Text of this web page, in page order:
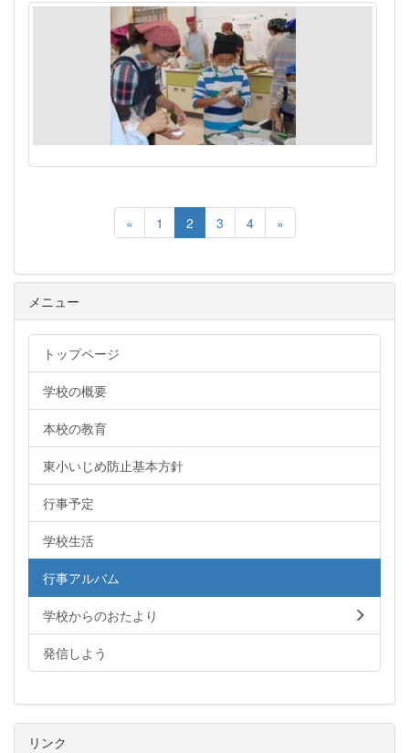
« 1 2 3 4 »
メニュー
トップページ
学校の概要
本校の教育
東小いじめ防止基本方針
行事予定
学校生活
行事アルバム
学校からのおたより
発信しよう
リンク